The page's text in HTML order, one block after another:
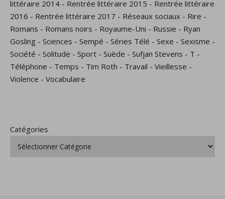
littéraire 2014 - Rentrée littéraire 2015 - Rentrée littéraire
2016 - Rentrée littéraire 2017 - Réseaux sociaux - Rire -
Romans - Romans noirs - Royaume-Uni - Russie - Ryan
Gosling - Sciences - Sempé - Séries Télé - Sexe - Sexisme -
Société - Solitude - Sport - Suède - Sufjan Stevens - T -
Téléphone - Temps - Tim Roth - Travail - Vieillesse -
Violence - Vocabulaire
Catégories